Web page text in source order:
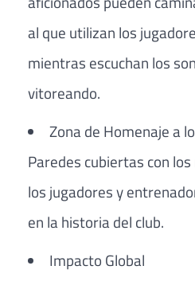
al que utilizan los
mientras escuchan los
vitoreando.
Zona de Homenaje a
Paredes cubiertas con
los jugadores y
en la historia del club.
Impacto Global